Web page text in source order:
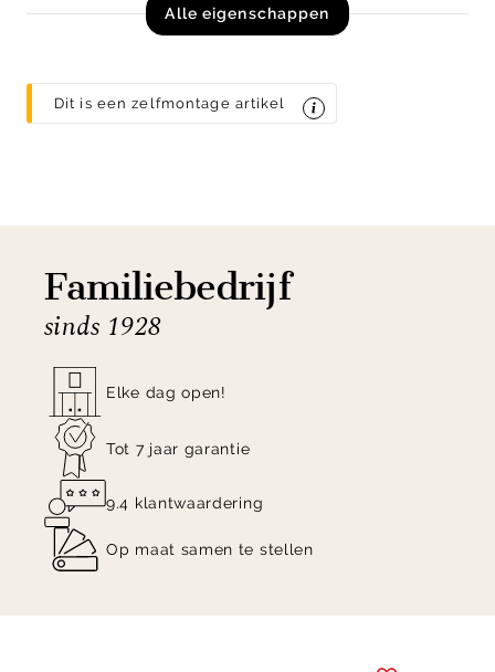
Alle eigenschappen
Dit is een zelfmontage artikel
Familiebedrijf
sinds 1928
Elke dag open!
Tot 7 jaar garantie
9.4 klantwaardering
Op maat samen te stellen